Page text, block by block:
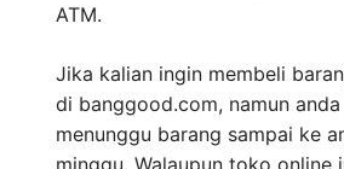
ATM.
Jika kalian ingin membeli
di banggood.com, namun
menunggu barang sampai ke
minggu. Walaupun toko online